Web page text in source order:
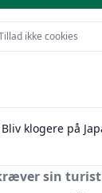
vejret
Bliv klogere på
sin turist
ikke cookies